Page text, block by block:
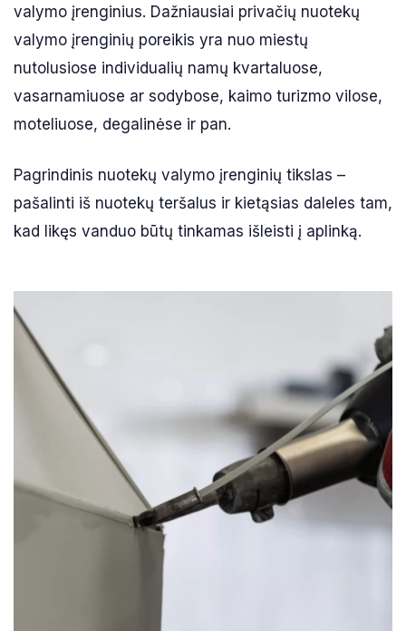
valymo įrenginius. Dažniausiai privačių nuotekų
valymo įrenginių poreikis yra nuo miestų
nutolusiose individualių namų kvartaluose,
vasarnamiuose ar sodybose, kaimo turizmo vilose,
moteliuose, degalinėse ir pan.
Pagrindinis nuotekų valymo įrenginių tikslas –
pašalinti iš nuotekų teršalus ir kietąsias daleles tam,
kad likęs vanduo būtų tinkamas išleisti į aplinką.